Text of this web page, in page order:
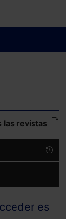
las revistas
es